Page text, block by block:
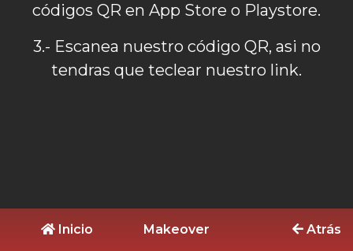
códigos QR en App Store o Playstore.
3.- Escanea nuestro código QR, asi no
tendras que teclear nuestro link.
Inicio Makeover Atrás